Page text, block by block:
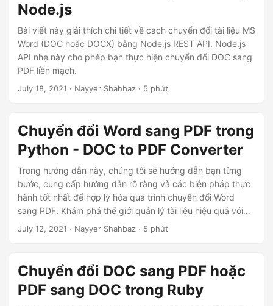
Node.js
Bài viết này giải thích chi tiết về cách chuyển đổi tài liệu MS
Word (DOC hoặc DOCX) bằng Node.js REST API. Node.js
API nhẹ này cho phép bạn thực hiện chuyển đổi DOC sang
PDF liền mạch.
July 18, 2021 · Nayyer Shahbaz · 5 phút
Chuyển đổi Word sang PDF trong
Python - DOC to PDF Converter
Trong hướng dẫn này, chúng tôi sẽ hướng dẫn bạn từng
bước, cung cấp hướng dẫn rõ ràng và các biện pháp thực
hành tốt nhất để hợp lý hóa quá trình chuyển đổi Word
sang PDF. Khám phá thế giới quản lý tài liệu hiệu quả với
Python REST API.
July 12, 2021 · Nayyer Shahbaz · 5 phút
Chuyển đổi DOC sang PDF hoặc
PDF sang DOC trong Ruby